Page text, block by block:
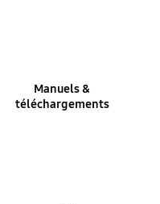
Manuels &
téléchargements